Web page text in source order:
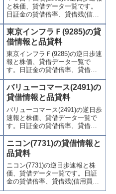
す。
と株価、貸借データ一覧です。
日証金の貸借倍率、貸借残(信用
買残、信用売残)、品貸料(逆日
歩)、東証の週末残高、規制(注意
喚起・申込停止)など、空売り関
連情報を集計し、図解でわかり
やすくまとめて掲載していま
す。
東京インフラＦ(9285)の貸
借情報と品貸料
東京インフラＦ(9285)の逆日歩速
報と株価、貸借データ一覧で
す。日証金の貸借倍率、貸借残
(信用買残、信用売残)、品貸料
(逆日歩)、東証の週末残高、規制
(注意喚起・申込停止)など、空売
り関連情報を集計し、図解でわ
かりやすくまとめて掲載してい
ます。
バリューコマース(2491)の
貸借情報と品貸料
バリューコマース(2491)の逆日歩
速報と株価、貸借データ一覧で
す。日証金の貸借倍率、貸借残
(信用買残、信用売残)、品貸料
(逆日歩)、東証の週末残高、規制
(注意喚起・申込停止)など、空売
り関連情報を集計し、図解でわ
かりやすくまとめて掲載してい
ます。
ニコン(7731)の貸借情報と
品貸料
ニコン(7731)の逆日歩速報と株
価、貸借データ一覧です。日証
金の貸借倍率、貸借残(信用買
残、信用売残)、品貸料(逆日